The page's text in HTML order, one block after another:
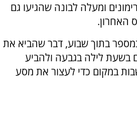
ומעלה לבונה שהגיעו גם
האחרון.
בתוך שבוע, דבר שהביא את
בשעת לילה בגבעה ולהביע
במקום כדי לעצור את מסע